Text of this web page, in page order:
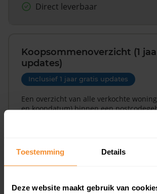
Toestemming Details
Deze website maakt gebruik van
Direct leverbaar
Koopsommenoverzicht (1
updates)
Inclusief 1 jaar gratis updates
Een overzicht van alle verkochte
en koopdatum) binnen een
inclusief een jaar lang gratis updates